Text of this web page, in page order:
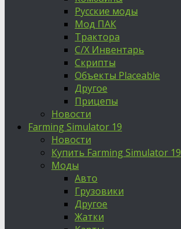
Русские моды
Мод ПАК
Трактора
С/Х Инвентарь
Скрипты
Объекты Placeable
Другое
Прицепы
Новости
Farming Simulator 19
Новости
Купить Farming Simulator 19
Моды
Авто
Грузовики
Другое
Жатки